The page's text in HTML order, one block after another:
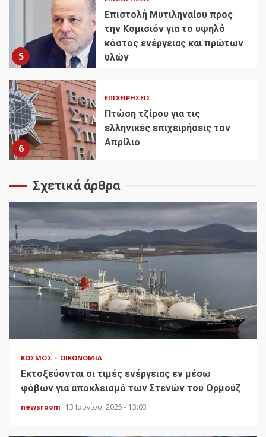
5
Επιστολή Μυτιληναίου προς
την Κομισιόν για το υψηλό
κόστος ενέργειας και πρώτων
υλών
6
ΕΠΙΧΕΙΡΉΣΕΙΣ
Πτώση τζίρου για τις
ελληνικές επιχειρήσεις τον
Απρίλιο
Σχετικά άρθρα
ΚΌΣΜΟΣ ΟΙΚΟΝΟΜΊΑ
Εκτοξεύονται οι τιμές ενέργειας εν μέσω
φόβων για αποκλεισμό των Στενών του Ορμούζ
newsroom 13 Ιουνίου, 2025 - 13:03